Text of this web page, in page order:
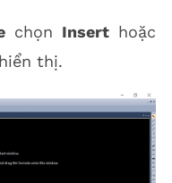
chọn Insert hoặc
thị.